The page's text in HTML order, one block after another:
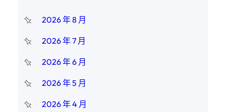
2026 年 8 月
2026 年 7 月
2026 年 6 月
2026 年 5 月
2026 年 4 月